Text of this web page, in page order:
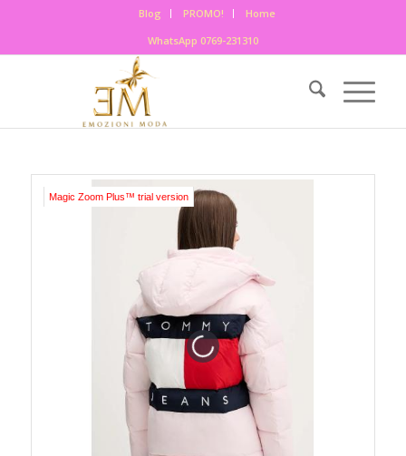
Blog PROMO!
Home
WhatsApp 0769-231310
Magic Zoom Plus™ trial version